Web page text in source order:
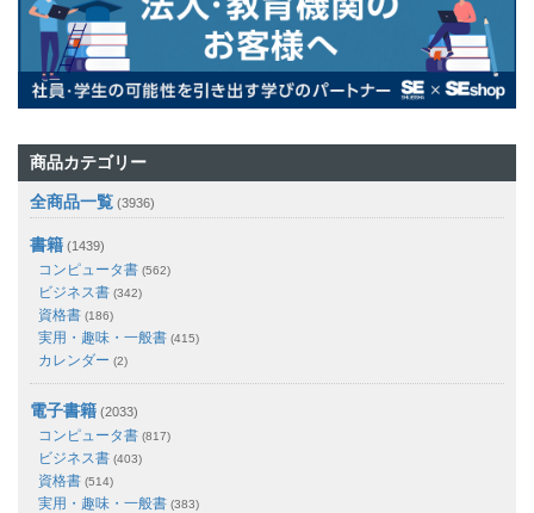
商品カテゴリー
全商品一覧 (3936)
書籍 (1439)
コンピュータ書 (562)
ビジネス書 (342)
資格書 (186)
実用・趣味・一般書 (415)
カレンダー (2)
電子書籍 (2033)
コンピュータ書 (817)
ビジネス書 (403)
資格書 (514)
実用・趣味・一般書 (383)